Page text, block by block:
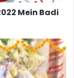
Mein Badi